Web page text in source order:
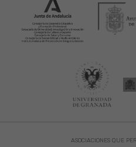
ASOCIACIONES QUE